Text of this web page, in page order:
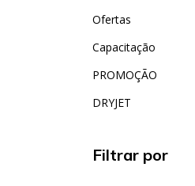
Ofertas
Capacitação
PROMOÇÃO
DRYJET
Filtrar por